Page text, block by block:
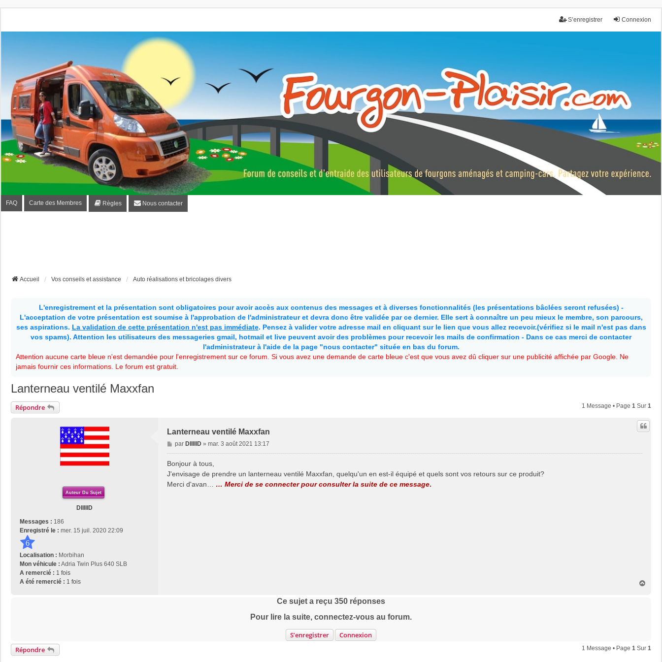
Connexion
S’enregistrer
Fourgon-plaisir.com
Forum de conseils et d'entraide des utilisateurs de fourgons, fourgons aménagés, vans et de camping-car. Partagez votre expérience.
FAQ Carte des Membres Règles Nous contacter
Accueil Vos conseils et assistance Auto réalisations et bricolages divers
L'enregistrement et la présentation sont obligatoires pour avoir accès aux contenus des messages et à diverses fonctionnalités (les présentations bâclées seront refusées) -
L'acceptation de votre présentation est soumise à l'approbation de l'administrateur et devra donc être validée par ce dernier. Elle sert à connaître un peu mieux le membre, son parcours,
ses aspirations. La validation de cette présentation n'est pas immédiate. Pensez à valider votre adresse mail en cliquant sur le lien que vous allez recevoir.(vérifiez si le mail n'est pas dans
vos spams). Attention les utilisateurs des messageries gmail, hotmail et live peuvent avoir des problèmes pour recevoir les mails de confirmation - Dans ce cas merci de contacter
l'administrateur à l'aide de la page "nous contacter" située en bas du forum.
Attention aucune carte bleue n'est demandée pour l'enregistrement sur ce forum. Si vous avez une demande de carte bleue c'est que vous avez dû cliquer sur une publicité affichée par Google. Ne
jamais fournir ces informations. Le forum est gratuit.
Lanterneau ventilé Maxxfan
Répondre 1 Message • Page 1 Sur 1
Auteur Du Sujet
DIIIIID
Messages : 186
Enregistré le : mer. 15 juil. 2020 22:09
6
Localisation : Morbihan
Mon véhicule : Adria Twin Plus 640 SLB
A remercié : 1 fois
A été remercié : 1 fois
Lanterneau ventilé Maxxfan
M
e
a
g
par DIIIIID» mar. 3 août 2021 13:17
Bonjour à tous,
J'envisage de prendre un lanterneau ventilé Maxxfan, quelqu'un en est-il équipé et quels sont vos retours sur ce produit?
Merci d'avan…
… Merci de se connecter pour consulter la suite de ce message.
Ce sujet a reçu 350 réponses
Pour lire la suite, connectez-vous au forum.
S’enregistrer
Connexion
Répondre
1 Message • Page 1 Sur 1